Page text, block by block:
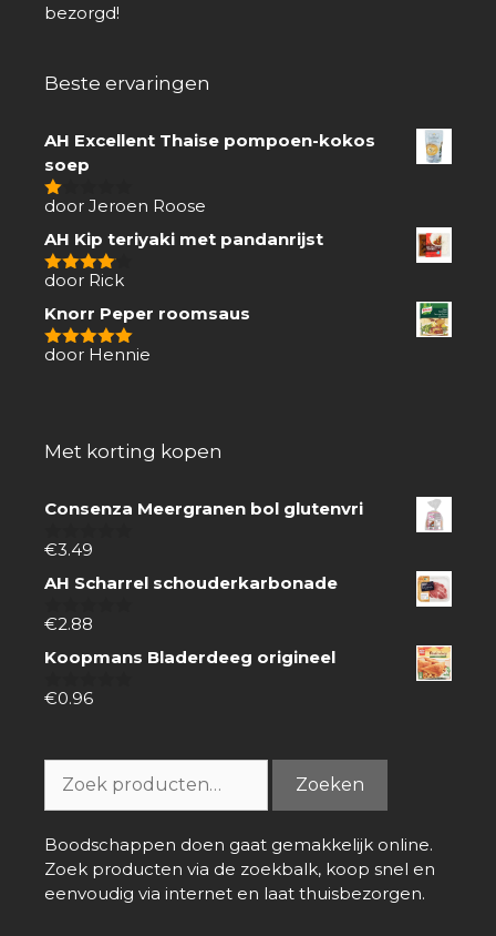
bezorgd!
Beste ervaringen
AH Excellent Thaise pompoen-kokos
soep
1
5
door Jeroen Roose
AH Kip teriyaki met pandanrijst
4van 5
door Rick
Knorr Peper roomsaus
5van 5
door Hennie
Met korting kopen
Consenza Meergranen bol glutenvri
0
5
€3.49
AH Scharrel schouderkarbonade
0
5
€2.88
Koopmans Bladerdeeg origineel
0
€0.96
naar:
Zoeken
Boodschappen doen gaat gemakkelijk online.
Zoek producten via de zoekbalk, koop snel en
eenvoudig via internet en laat thuisbezorgen.